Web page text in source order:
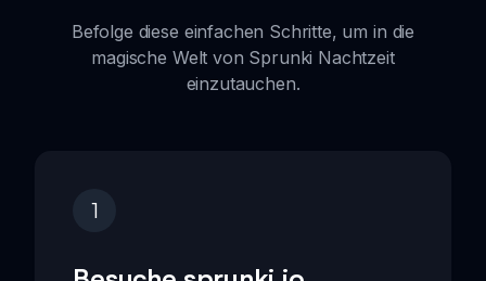
Befolge diese einfachen Schritte, um in die
magische Welt von Sprunki Nachtzeit
einzutauchen.
1